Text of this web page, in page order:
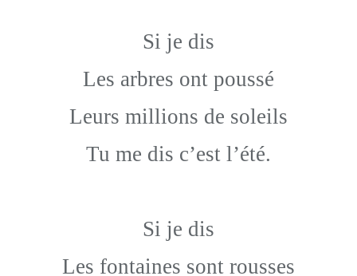
Si je dis
Les arbres ont poussé
Leurs millions de soleils
Tu me dis c’est l’été.
Si je dis
Les fontaines sont rousses